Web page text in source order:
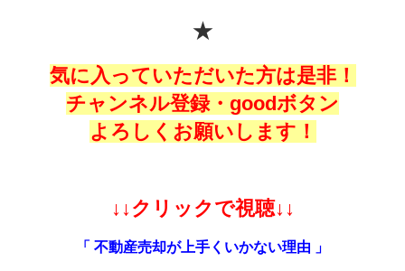
★
気に入っていただいた方は是非！
チャンネル登録・goodボタン
よろしくお願いします！
↓↓クリックで視聴↓↓
「 不動産売却が上手くいかない理由 」